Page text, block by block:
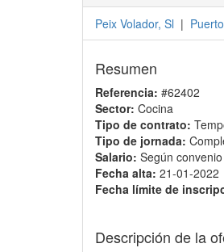
Peix Volador, Sl |
Resumen
Referencia: #62402
Sector: Cocina
Tipo de contrato:
Tipo de jornada:
Salario: Según convenio
Fecha alta: 21-01-2022
Fecha límite de
Descripción de la